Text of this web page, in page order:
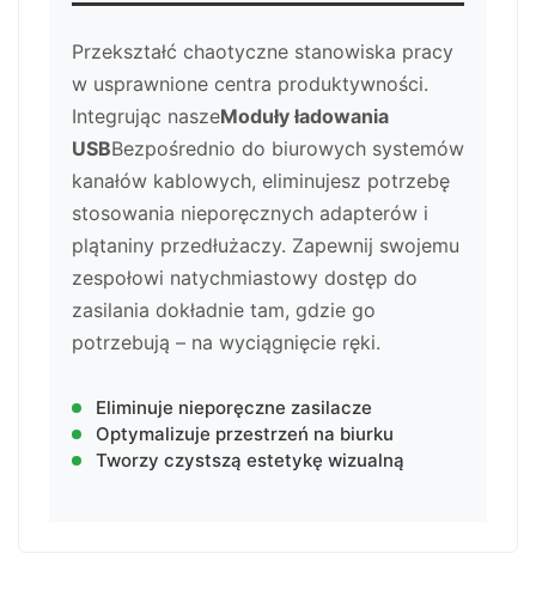
Przekształć chaotyczne stanowiska pracy
w usprawnione centra produktywności.
Integrując naszeModuły ładowania
USBBezpośrednio do biurowych systemów
kanałów kablowych, eliminujesz potrzebę
stosowania nieporęcznych adapterów i
plątaniny przedłużaczy. Zapewnij swojemu
zespołowi natychmiastowy dostęp do
zasilania dokładnie tam, gdzie go
potrzebują – na wyciągnięcie ręki.
Eliminuje nieporęczne zasilacze
Optymalizuje przestrzeń na biurku
Tworzy czystszą estetykę wizualną